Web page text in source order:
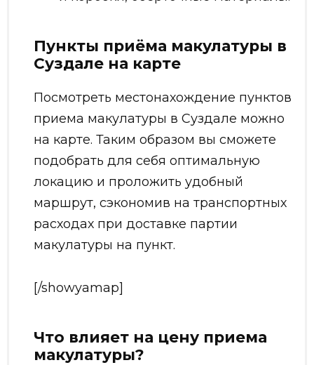
Пункты приёма макулатуры в
Суздале на карте
Посмотреть местонахождение пунктов
приема макулатуры в Суздале можно
на карте. Таким образом вы сможете
подобрать для себя оптимальную
локацию и проложить удобный
маршрут, сэкономив на транспортных
расходах при доставке партии
макулатуры на пункт.
[/showyamap]
Что влияет на цену приема
макулатуры?